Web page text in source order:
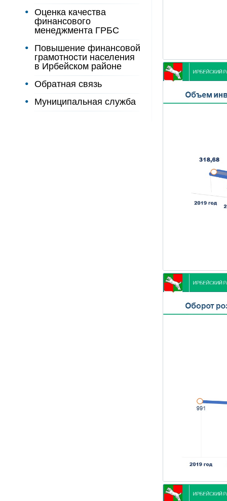
Оценка качества
финансового
менеджмента ГРБС
Повышение финансовой
грамотности населения
в Ирбейском районе
Обратная связь
Муниципальная служба